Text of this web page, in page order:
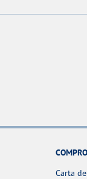
Carta